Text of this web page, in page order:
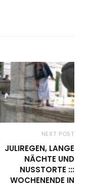
NEXT POST
JULIREGEN, LANGE
NÄCHTE UND
NUSSTORTE :::
WOCHENENDE IN